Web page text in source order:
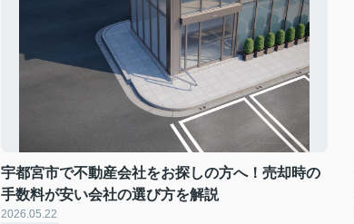
宇都宮市で不動産会社をお探しの方へ！売却時の
手数料が安い会社の選び方を解説
2026.05.22